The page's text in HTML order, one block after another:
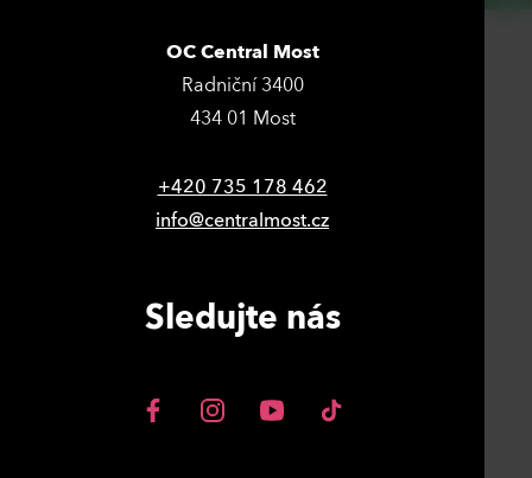
OC Central Most
Radniční 3400
434 01 Most
+420 735 178 462
info@centralmost.cz
Sledujte nás